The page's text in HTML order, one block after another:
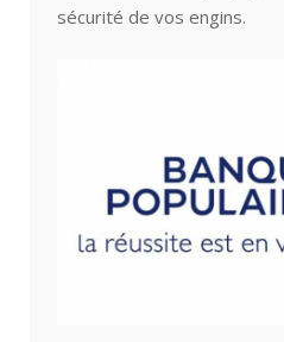
sécurité de vos engins.